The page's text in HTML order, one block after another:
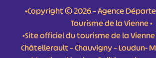
•Copyright © 2026 – Agence
Tourisme de la Vienne •
•Site officiel du tourisme de la
Châtellerault – Chauvigny – Loudun-